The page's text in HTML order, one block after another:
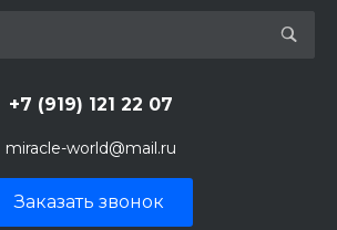
+7 (919) 121 22 07
miracle-world@mail.ru
Заказать звонок